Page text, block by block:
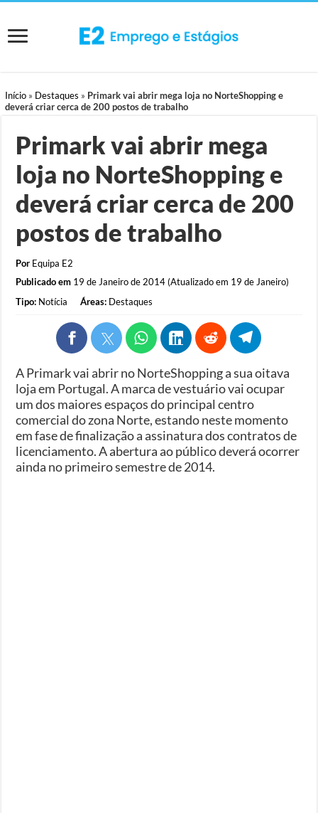
Início » Destaques » Primark vai abrir mega loja no NorteShopping e
deverá criar cerca de 200 postos de trabalho
Primark vai abrir mega
loja no NorteShopping e
deverá criar cerca de 200
postos de trabalho
Por Equipa E2
Publicado em 19 de Janeiro de 2014 (Atualizado em 19 de Janeiro)
Tipo: Notícia Áreas: Destaques
A Primark vai abrir no NorteShopping a sua oitava
loja em Portugal. A marca de vestuário vai ocupar
um dos maiores espaços do principal centro
comercial do zona Norte, estando neste momento
em fase de finalização a assinatura dos contratos de
licenciamento. A abertura ao público deverá ocorrer
ainda no primeiro semestre de 2014.